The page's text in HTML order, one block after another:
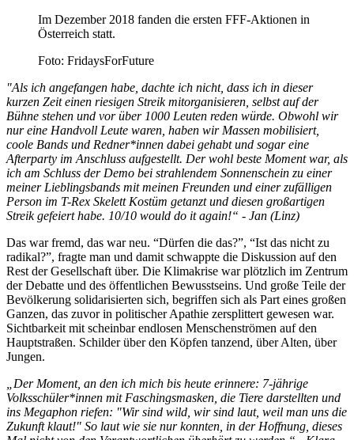
Im Dezember 2018 fanden die ersten FFF-Aktionen in
Österreich statt.
Foto: FridaysForFuture
"Als ich angefangen habe, dachte ich nicht, dass ich in dieser
kurzen Zeit einen riesigen Streik mitorganisieren, selbst auf der
Bühne stehen und vor über 1000 Leuten reden würde. Obwohl wir
nur eine Handvoll Leute waren, haben wir Massen mobilisiert,
coole Bands und Redner*innen dabei gehabt und sogar eine
Afterparty im Anschluss aufgestellt. Der wohl beste Moment war, als
ich am Schluss der Demo bei strahlendem Sonnenschein zu einer
meiner Lieblingsbands mit meinen Freunden und einer zufälligen
Person im T-Rex Skelett Kostüm getanzt und diesen großartigen
Streik gefeiert habe. 10/10 would do it again!“ - Jan (Linz)
Das war fremd, das war neu. “Dürfen die das?”, “Ist das nicht zu
radikal?”, fragte man und damit schwappte die Diskussion auf den
Rest der Gesellschaft über. Die Klimakrise war plötzlich im Zentrum
der Debatte und des öffentlichen Bewusstseins. Und große Teile der
Bevölkerung solidarisierten sich, begriffen sich als Part eines großen
Ganzen, das zuvor in politischer Apathie zersplittert gewesen war.
Sichtbarkeit mit scheinbar endlosen Menschenströmen auf den
Hauptstraßen. Schilder über den Köpfen tanzend, über Alten, über
Jungen.
„Der Moment, an den ich mich bis heute erinnere: 7-jährige
Volksschüler*innen mit Faschingsmasken, die Tiere darstellten und
ins Megaphon riefen: "Wir sind wild, wir sind laut, weil man uns die
Zukunft klaut!" So laut wie sie nur konnten, in der Hoffnung, dieses